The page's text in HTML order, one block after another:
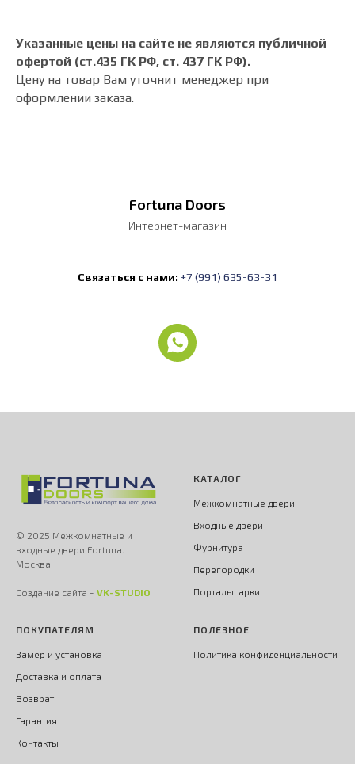
Указанные цены на сайте не являются публичной
офертой (ст.435 ГК РФ, cт. 437 ГК РФ).
Цену на товар Вам уточнит менеджер при
оформлении заказа.
Fortuna Doors
Интернет-магазин
Связаться с нами: +7 (991) 635-63-31
© 2025 Межкомнатные и
входные двери Fortuna.
Москва.
Создание сайта - VK-STUDIO
КАТАЛОГ
Межкомнатные двери
Входные двери
Фурнитура
Перегородки
Порталы, арки
ПОКУПАТЕЛЯМ
Замер и установка
Доставка и оплата
Возврат
Гарантия
Контакты
ПОЛЕЗНОЕ
Политика конфиденциальности